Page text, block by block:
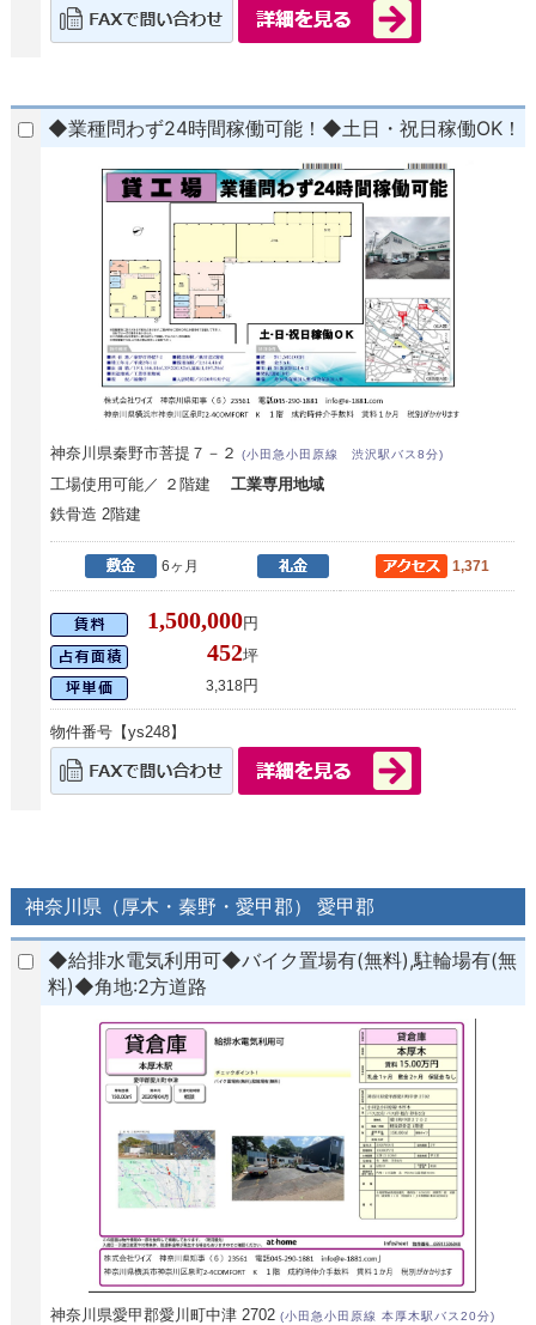
◆業種問わず24時間稼働可能！◆土日・祝日稼働OK！
神奈川県秦野市菩提７－２(小田急小田原線 渋沢駅バス8分)
工場使用可能／ ２階建工業専用地域
鉄骨造 2階建
6ヶ月 1,371
1,500,000円
452坪
3,318円
物件番号【ys248】
神奈川県（厚木・秦野・愛甲郡） 愛甲郡
◆給排水電気利用可◆バイク置場有(無料),駐輪場有(無
料)◆角地:2方道路
神奈川県愛甲郡愛川町中津 2702(小田急小田原線 本厚木駅バス20分)